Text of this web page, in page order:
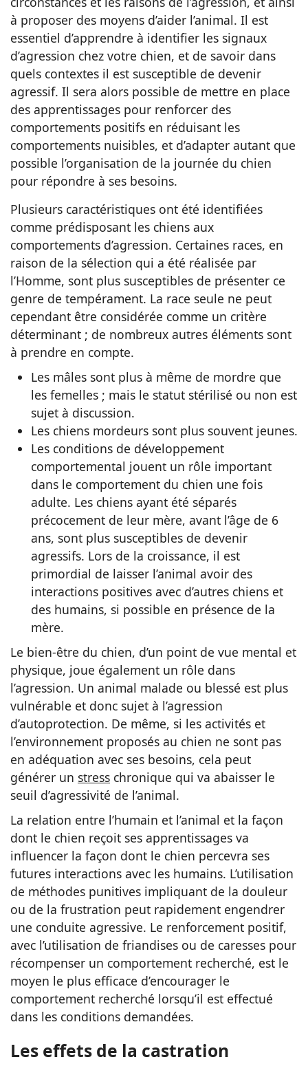
à proposer des moyens d’aider l’animal. Il est
essentiel d’apprendre à identifier les signaux
d’agression chez votre chien, et de savoir dans
quels contextes il est susceptible de devenir
agressif. Il sera alors possible de mettre en place
des apprentissages pour renforcer des
comportements positifs en réduisant les
comportements nuisibles, et d’adapter autant que
possible l’organisation de la journée du chien
pour répondre à ses besoins.
Plusieurs caractéristiques ont été identifiées
comme prédisposant les chiens aux
comportements d’agression. Certaines races, en
raison de la sélection qui a été réalisée par
l’Homme, sont plus susceptibles de présenter ce
genre de tempérament. La race seule ne peut
cependant être considérée comme un critère
déterminant ; de nombreux autres éléments sont
à prendre en compte.
Les mâles sont plus à même de mordre que
les femelles ; mais le statut stérilisé ou non est
sujet à discussion.
Les chiens mordeurs sont plus souvent jeunes.
Les conditions de développement
comportemental jouent un rôle important
dans le comportement du chien une fois
adulte. Les chiens ayant été séparés
précocement de leur mère, avant l’âge de 6
ans, sont plus susceptibles de devenir
agressifs. Lors de la croissance, il est
primordial de laisser l’animal avoir des
interactions positives avec d’autres chiens et
des humains, si possible en présence de la
mère.
Le bien-être du chien, d’un point de vue mental et
physique, joue également un rôle dans
l’agression. Un animal malade ou blessé est plus
vulnérable et donc sujet à l’agression
d’autoprotection. De même, si les activités et
l’environnement proposés au chien ne sont pas
en adéquation avec ses besoins, cela peut
générer un stress chronique qui va abaisser le
seuil d’agressivité de l’animal.
La relation entre l’humain et l’animal et la façon
dont le chien reçoit ses apprentissages va
influencer la façon dont le chien percevra ses
futures interactions avec les humains. L’utilisation
de méthodes punitives impliquant de la douleur
ou de la frustration peut rapidement engendrer
une conduite agressive. Le renforcement positif,
avec l’utilisation de friandises ou de caresses pour
récompenser un comportement recherché, est le
moyen le plus efficace d’encourager le
comportement recherché lorsqu’il est effectué
dans les conditions demandées.
Les effets de la castration